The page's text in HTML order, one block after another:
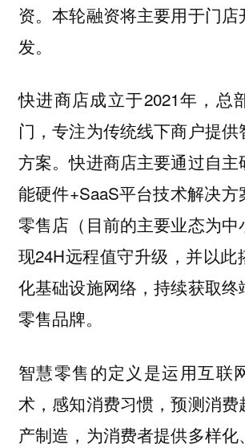
资。本轮融资将主要用于门店
发。
快进商店成立于2021年，总
门，专注为传统线下商户提
方案。快进商店主要通过自主
能硬件+SaaS平台技术解决
零售店（目前的主要业态为中
现24H远程值守升级，并以此
化基础设施网络，持续获取
零售品牌。
智慧零售的定义是运用互联
术，感知消费习惯，预测消费
产制造，为消费者提供多样